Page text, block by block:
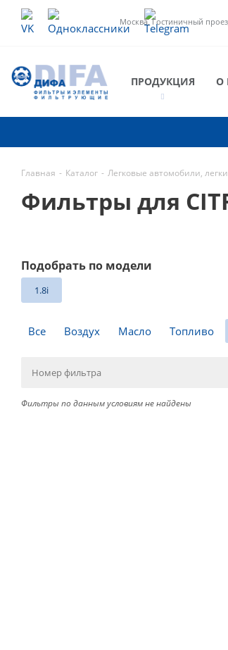
Москва, Гостиничный
ПРОДУКЦИЯ О
Главная - Каталог - Легковые автомобили,
Фильтры для
Подобрать по модели
1.8i
Все Воздух Масло Топливо
Фильтры по данным условиям не найдены